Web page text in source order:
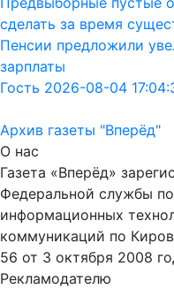
сделать за время
Пенсии предложили
зарплаты
Гость 2026-08-04
Архив газеты "Вперёд"
О нас
Газета «Вперёд»
Федеральной службы
информационных
коммуникаций по
56 от 3 октября 2008
Рекламодателю